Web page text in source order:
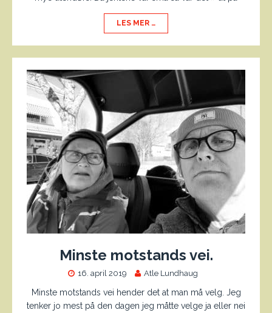
LES MER …
Minste motstands vei.
16. april 2019 Atle Lundhaug
Minste motstands vei hender det at man må velg. Jeg
tenker jo mest på den dagen jeg måtte velge ja eller nei